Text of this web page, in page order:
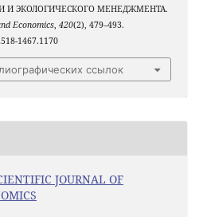
И ЭКОЛОГИЧЕСКОГО МЕНЕДЖМЕНТА.
Economics, 420(2), 479–493.
1467.1170
ссылок
JOURNAL OF